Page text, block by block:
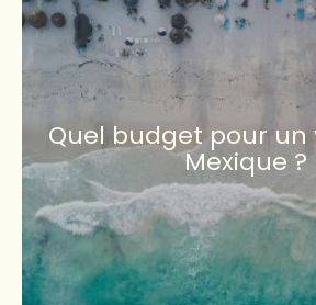
Quel budget pour un
Mexique ?